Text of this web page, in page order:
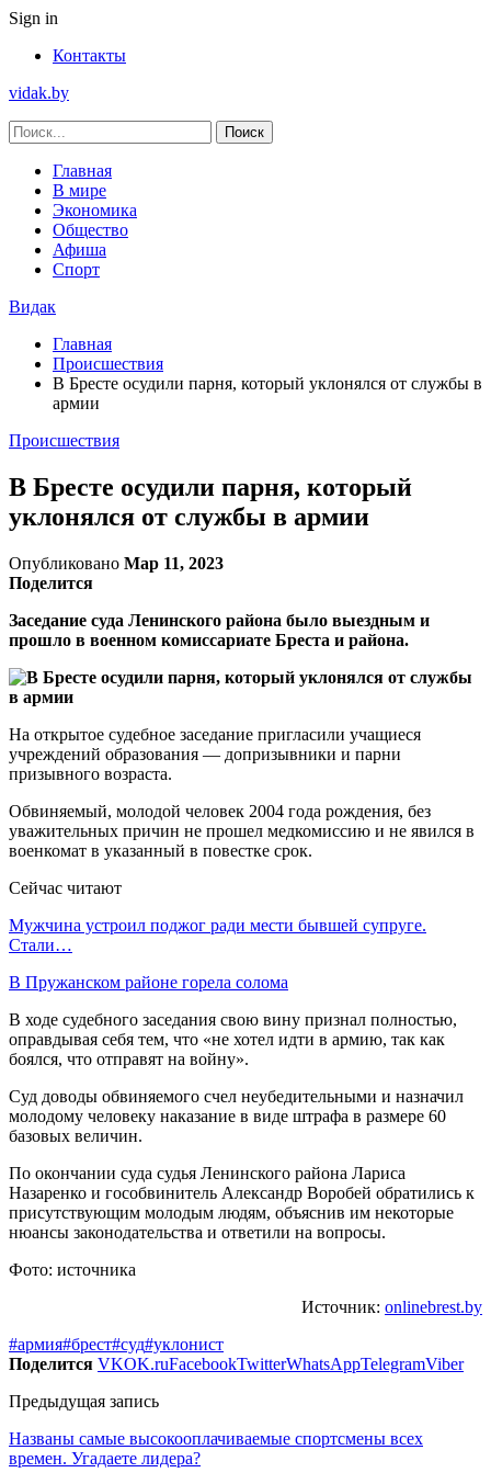
Sign in
Контакты
vidak.by
Главная
В мире
Экономика
Общество
Афиша
Спорт
Видак
Главная
Происшествия
В Бресте осудили парня, который уклонялся от службы в
армии
Происшествия
В Бресте осудили парня, который
уклонялся от службы в армии
Опубликовано Мар 11, 2023
Поделится
Заседание суда Ленинского района было выездным и
прошло в военном комиссариате Бреста и района.
На открытое судебное заседание пригласили учащиеся
учреждений образования — допризывники и парни
призывного возраста.
Обвиняемый, молодой человек 2004 года рождения, без
уважительных причин не прошел медкомиссию и не явился в
военкомат в указанный в повестке срок.
Сейчас читают
Мужчина устроил поджог ради мести бывшей супруге.
Стали…
В Пружанском районе горела солома
В ходе судебного заседания свою вину признал полностью,
оправдывая себя тем, что «не хотел идти в армию, так как
боялся, что отправят на войну».
Суд доводы обвиняемого счел неубедительными и назначил
молодому человеку наказание в виде штрафа в размере 60
базовых величин.
По окончании суда судья Ленинского района Лариса
Назаренко и гособвинитель Александр Воробей обратились к
присутствующим молодым людям, объяснив им некоторые
нюансы законодательства и ответили на вопросы.
Фото: источника
Источник: onlinebrest.by
#армия#брест#суд#уклонист
Поделится VKOK.ruFacebookTwitterWhatsAppTelegramViber
Предыдущая запись
Названы самые высокооплачиваемые спортсмены всех
времен. Угадаете лидера?